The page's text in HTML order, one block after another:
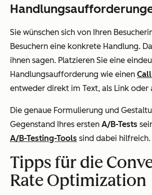
Sie wünschen sich von Ihren
Besuchern eine konkrete Handlung.
ihnen sagen. Platzieren Sie eine
Handlungsaufforderung wie einen
entweder direkt im Text, als Link oder
Die genaue Formulierung und
Gegenstand Ihres ersten A/B-Tests
A/B-Testing-Tools sind dabei hilfreich.
Tipps für die
Rate Optimization